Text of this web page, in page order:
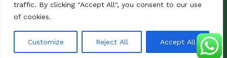
traffic. By clicking "Accept All", you consent to our use
of cookies.
Customize Reject All Accept All